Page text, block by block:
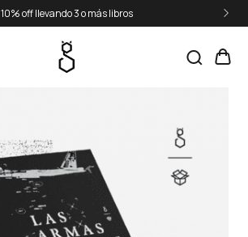
10% off llevando 3 o más libros